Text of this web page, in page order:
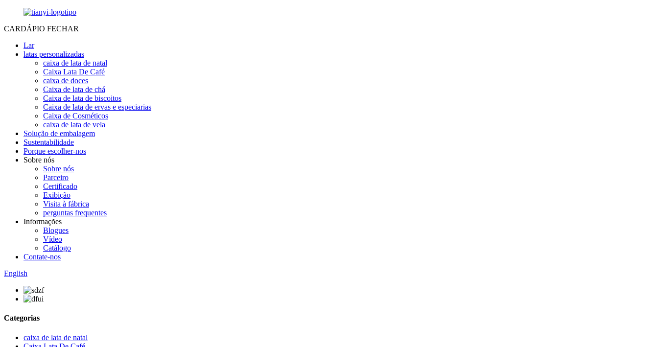
CARDÁPIO FECHAR
Lar
latas personalizadas
caixa de lata de natal
Caixa Lata De Café
caixa de doces
Caixa de lata de chá
Caixa de lata de biscoitos
Caixa de lata de ervas e especiarias
Caixa de Cosméticos
caixa de lata de vela
Solução de embalagem
Sustentabilidade
Porque escolher-nos
Sobre nós
Sobre nós
Parceiro
Certificado
Exibição
Visita à fábrica
perguntas frequentes
Informações
Blogues
Vídeo
Catálogo
Contate-nos
English
Categorias
caixa de lata de natal